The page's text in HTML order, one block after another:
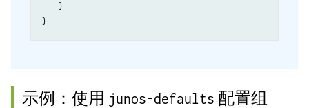
    }
示例：使用 junos-defaults 配置组